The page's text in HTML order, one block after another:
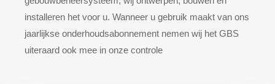
installeren het voor u. Wanneer u gebruik maakt van ons
jaarlijkse onderhoudsabonnement nemen wij het GBS
uiteraard ook mee in onze controle